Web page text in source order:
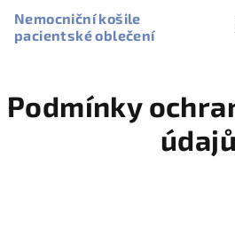
obsah
Nemocniční košile
pacientské oblečení
Podmínky
údajů